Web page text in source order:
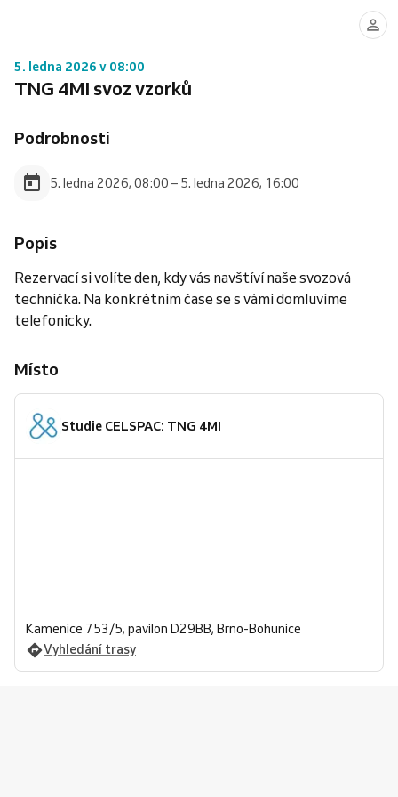
5. ledna 2026 v 08:00
TNG 4MI svoz vzorků
Podrobnosti
5. ledna 2026, 08:00 – 5. ledna 2026, 16:00
Popis
Rezervací si volíte den, kdy vás navštíví naše svozová
technička. Na konkrétním čase se s vámi domluvíme
telefonicky.
Místo
Studie CELSPAC: TNG 4MI
Kamenice 753/5, pavilon D29BB, Brno-Bohunice
Vyhledání trasy